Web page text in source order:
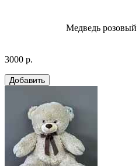
Медведь розовый
3000 р.